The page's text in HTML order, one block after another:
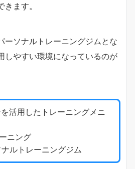
ます。
ーソナルトレーニングジムとな
しやすい環境になっているのが
活用したトレーニングメニ
ニング
ルトレーニングジム